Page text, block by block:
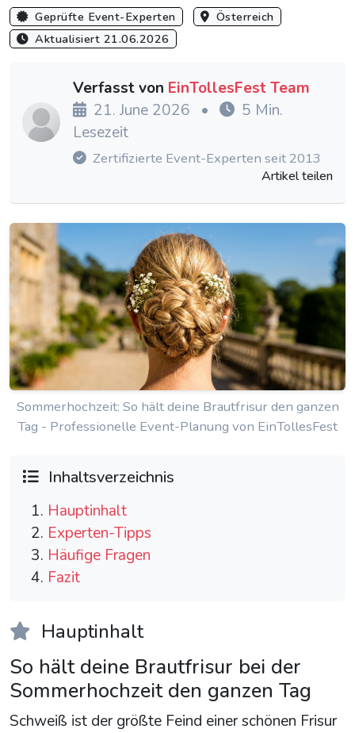
Geprüfte Event-Experten
Österreich
Aktualisiert 21.06.2026
Verfasst von EinTollesFest Team
21. June 2026
•
5 Min.
Lesezeit
Zertifizierte Event-Experten seit 2013
Artikel teilen
Sommerhochzeit: So hält deine Brautfrisur den ganzen
Tag - Professionelle Event-Planung von EinTollesFest
Inhaltsverzeichnis
Hauptinhalt
Experten-Tipps
Häufige Fragen
Fazit
Hauptinhalt
So hält deine Brautfrisur bei der
Sommerhochzeit den ganzen Tag
Schweiß ist der größte Feind einer schönen Frisur